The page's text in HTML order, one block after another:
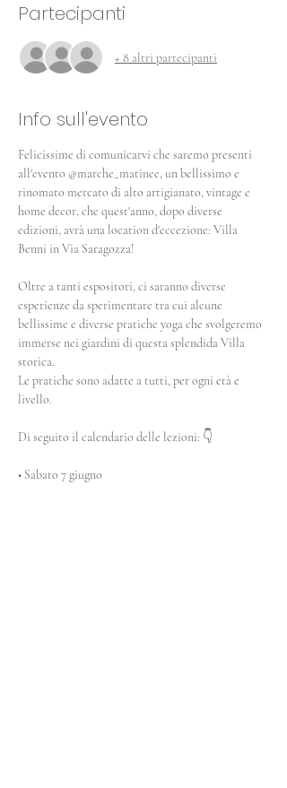
Partecipanti
+ 8 altri partecipanti
Info sull'evento
Felicissime di comunicarvi che saremo presenti
all'evento @marche_matinee, un bellissimo e
rinomato mercato di alto artigianato, vintage e
home decor, che quest'anno, dopo diverse
edizioni, avrà una location d'eccezione: Villa
Benni in Via Saragozza!
Oltre a tanti espositori, ci saranno diverse
esperienze da sperimentare tra cui alcune
bellissime e diverse pratiche yoga che svolgeremo
immerse nei giardini di questa splendida Villa
storica.
Le pratiche sono adatte a tutti, per ogni età e
livello.
Di seguito il calendario delle lezioni: 👇
• Sabato 7 giugno